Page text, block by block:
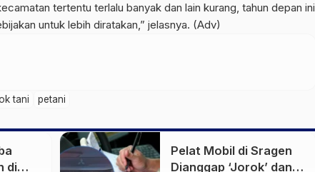
tertentu terlalu banyak dan lain kurang, tahun depan ini
untuk lebih diratakan,” jelasnya. (Adv)
tani petani
di
Pelat Mobil di Sragen
Dianggap ‘Jorok’ dan